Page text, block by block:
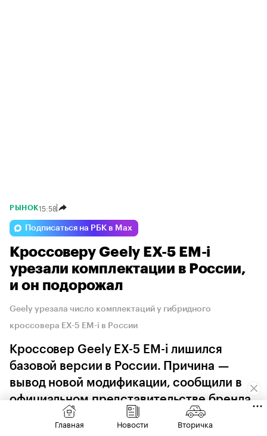
РЫНОК15:58
Подписаться на РБК в Max
Кроссоверу Geely EX-5 EM-i
урезали комплектации в России,
и он подорожал
Geely урезала число комплектаций у гибридного
кроссовера EX-5 EM-i в России
Кроссовер Geely EX-5 EM-i лишился
базовой версии в России. Причина —
вывод новой модификации, сообщили в
официальном представительстве бренда
Главная
Новости Вторичка